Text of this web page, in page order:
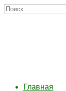
Перейти
к
Search
for:
Главная